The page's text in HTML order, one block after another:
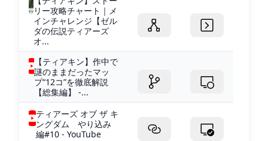
リー攻略チャート｜メ
インチャレンジ【ゼル
ダの伝説ティアーズ
オ...
【ティアキン】作中で
謎のままだったマッ
プ“12コ”を徹底解説
【総集編】 -...
ティアーズ オブ ザ キ
ングダム やり込み
編#10 - YouTube